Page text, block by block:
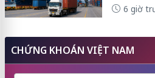
6 giờ
CHỨNG KHOÁN VIỆT NAM